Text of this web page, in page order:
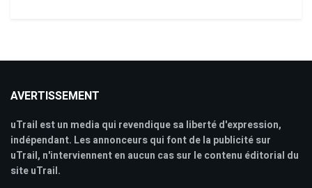
AVERTISSEMENT
uTrail est un media qui revendique sa liberté d'expression,
indépendant. Les annonceurs qui font de la publicité sur
uTrail, n'interviennent en aucun cas sur le contenu éditorial du
site uTrail.